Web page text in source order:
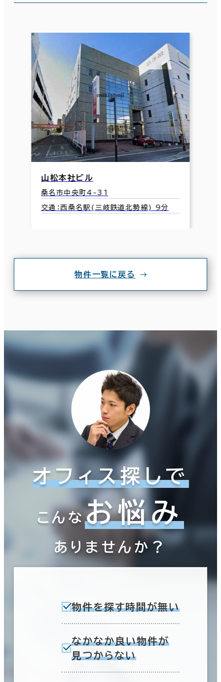
山松本社ビル
桑名市中央町4-31
交通：西桑名駅(三岐鉄道北勢線) 9分
物件一覧に戻る
オフィス探しで
こんなお悩み
ありませんか？
物件を探す時間が無い
なかなか良い物件が
見つからない